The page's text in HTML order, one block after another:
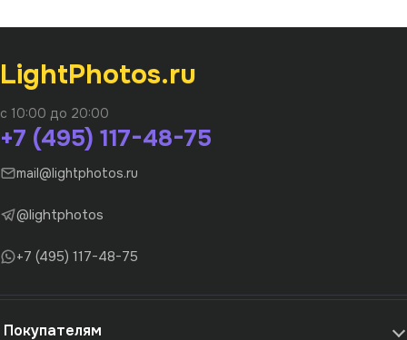
LightPhotos.ru
с 10:00 до 20:00
+7 (495) 117-48-75
mail@lightphotos.ru
@lightphotos
+7 (495) 117-48-75
Покупателям